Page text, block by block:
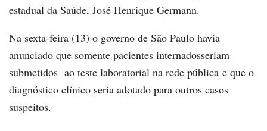
estadual da Saúde, José Henrique Germann.
Na sexta-feira (13) o governo de São Paulo havia
anunciado que somente pacientes internadosseriam
submetidos ao teste laboratorial na rede pública e que o
diagnóstico clínico seria adotado para outros casos
suspeitos.